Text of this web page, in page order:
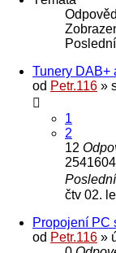
Tunery DAB+
od Petr.116 »
1
2
12
2541604
čtv 02.
Propojení PC
od Petr.116 »